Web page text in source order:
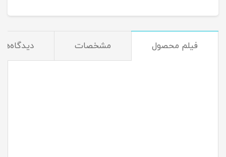
فیلم محصول مشخصات دیدگاه‌ها